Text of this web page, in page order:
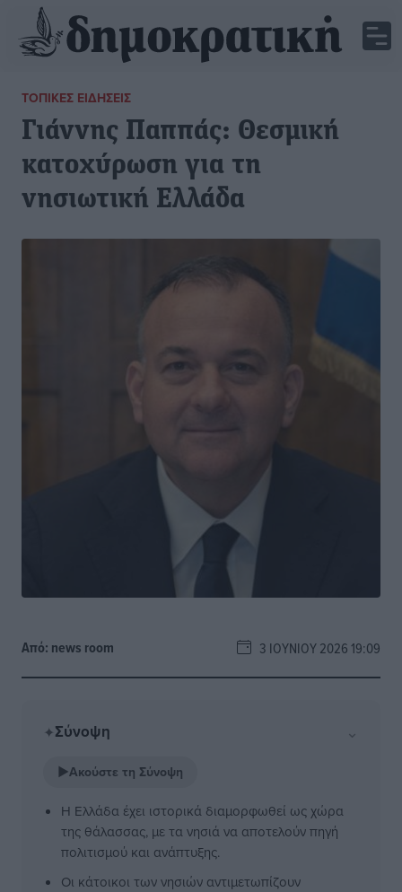
ΤΟΠΙΚΈΣ ΕΙΔΉΣΕΙΣ
Γιάννης Παππάς: Θεσμική
κατοχύρωση για τη
νησιωτική Ελλάδα
Από: news room 3 ΙΟΥΝΊΟΥ 2026 19:09
✦Σύνοψη ⌄
▶Ακούστε τη Σύνοψη
Η Ελλάδα έχει ιστορικά διαμορφωθεί ως χώρα
της θάλασσας, με τα νησιά να αποτελούν πηγή
πολιτισμού και ανάπτυξης.
Οι κάτοικοι των νησιών αντιμετωπίζουν